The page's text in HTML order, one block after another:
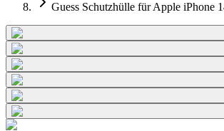
Guess Schutzhülle für Apple iPhone